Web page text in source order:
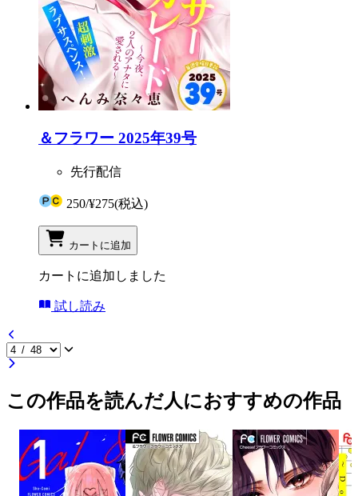
＆フラワー 2025年39号
先行配信
250/¥275(税込)
カートに追加
カートに追加しました
試し読み
この作品を読んだ人におすすめの作品